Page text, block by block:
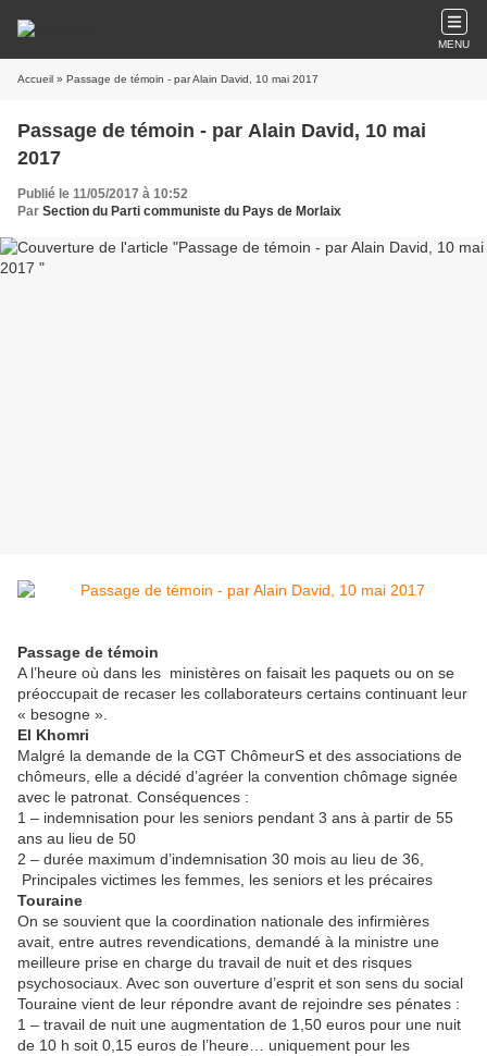
MENU
Accueil » Passage de témoin - par Alain David, 10 mai 2017
Passage de témoin - par Alain David, 10 mai
2017
Publié le 11/05/2017 à 10:52
Par Section du Parti communiste du Pays de Morlaix
Passage de témoin
A l’heure où dans les ministères on faisait les paquets ou on se
préoccupait de recaser les collaborateurs certains continuant leur
« besogne ».
El Khomri
Malgré la demande de la CGT ChômeurS et des associations de
chômeurs, elle a décidé d’agréer la convention chômage signée
avec le patronat. Conséquences :
1 – indemnisation pour les seniors pendant 3 ans à partir de 55
ans au lieu de 50
2 – durée maximum d’indemnisation 30 mois au lieu de 36,
Principales victimes les femmes, les seniors et les précaires
Touraine
On se souvient que la coordination nationale des infirmières
avait, entre autres revendications, demandé à la ministre une
meilleure prise en charge du travail de nuit et des risques
psychosociaux. Avec son ouverture d’esprit et son sens du social
Touraine vient de leur répondre avant de rejoindre ses pénates :
1 – travail de nuit une augmentation de 1,50 euros pour une nuit
de 10 h soit 0,15 euros de l’heure… uniquement pour les